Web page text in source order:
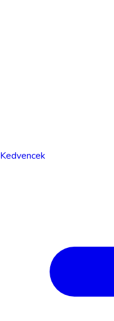
Kedvencek